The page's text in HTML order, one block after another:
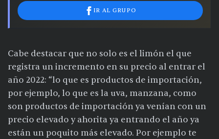
IR AL GRUPO
Cabe destacar que no solo es el limón el que
registra un incremento en su precio al entrar el
año 2022: “lo que es productos de importación,
por ejemplo, lo que es la uva, manzana, como
son productos de importación ya venían con un
precio elevado y ahorita ya entrando el año ya
están un poquito más elevado. Por ejemplo te